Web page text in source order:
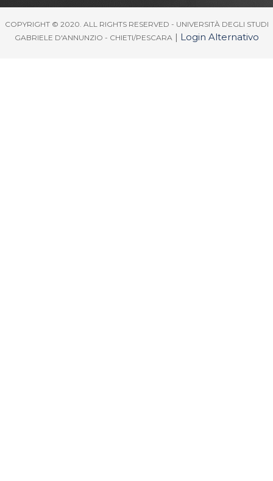
COPYRIGHT © 2020. ALL RIGHTS RESERVED - UNIVERSITÀ DEGLI STUDI
GABRIELE D'ANNUNZIO - CHIETI/PESCARA| Login Alternativo